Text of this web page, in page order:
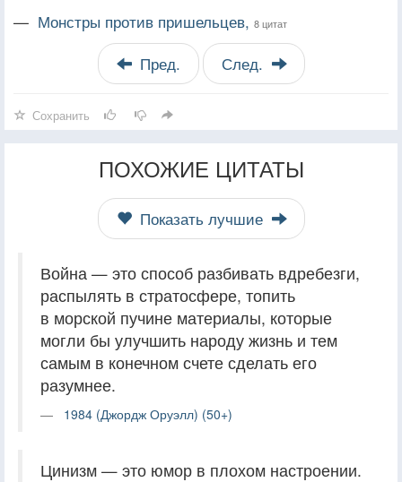
— Монстры против пришельцев, 8 цитат
Пред. След.
Сохранить
ПОХОЖИЕ ЦИТАТЫ
Показать лучшие
Война — это способ разбивать вдребезги,
распылять в стратосфере, топить
в морской пучине материалы, которые
могли бы улучшить народу жизнь и тем
самым в конечном счете сделать его
разумнее.
1984 (Джордж Оруэлл) (50+)
Цинизм — это юмор в плохом настроении.